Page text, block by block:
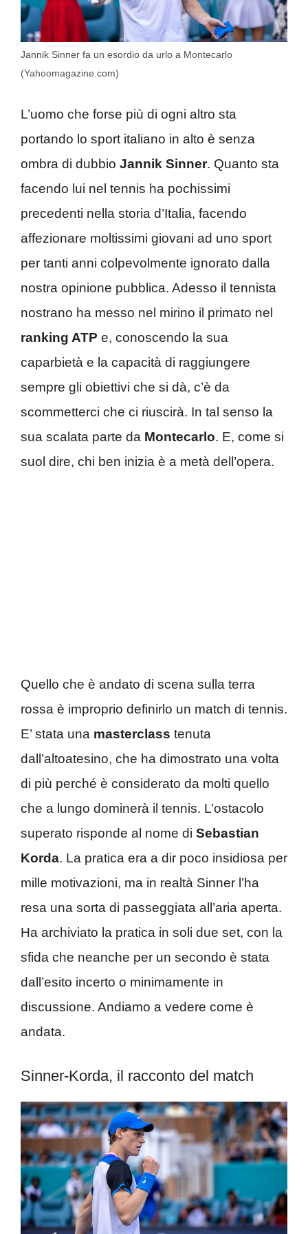
Jannik Sinner fa un esordio da urlo a Montecarlo
(Yahoomagazine.com)
L’uomo che forse più di ogni altro sta
portando lo sport italiano in alto è senza
ombra di dubbio Jannik Sinner. Quanto sta
facendo lui nel tennis ha pochissimi
precedenti nella storia d’Italia, facendo
affezionare moltissimi giovani ad uno sport
per tanti anni colpevolmente ignorato dalla
nostra opinione pubblica. Adesso il tennista
nostrano ha messo nel mirino il primato nel
ranking ATP e, conoscendo la sua
caparbietà e la capacità di raggiungere
sempre gli obiettivi che si dà, c’è da
scommetterci che ci riuscirà. In tal senso la
sua scalata parte da Montecarlo. E, come si
suol dire, chi ben inizia è a metà dell’opera.
Quello che è andato di scena sulla terra
rossa è improprio definirlo un match di tennis.
E’ stata una masterclass tenuta
dall’altoatesino, che ha dimostrato una volta
di più perché è considerato da molti quello
che a lungo dominerà il tennis. L’ostacolo
superato risponde al nome di Sebastian
Korda. La pratica era a dir poco insidiosa per
mille motivazioni, ma in realtà Sinner l’ha
resa una sorta di passeggiata all’aria aperta.
Ha archiviato la pratica in soli due set, con la
sfida che neanche per un secondo è stata
dall’esito incerto o minimamente in
discussione. Andiamo a vedere come è
andata.
Sinner-Korda, il racconto del match